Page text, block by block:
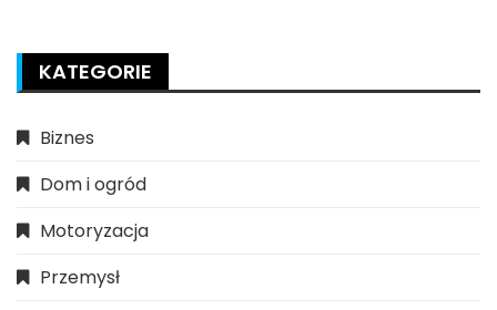
KATEGORIE
Biznes
Dom i ogród
Motoryzacja
Przemysł